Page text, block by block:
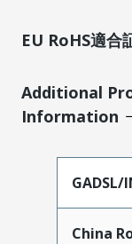
EU RoHS適合
Additional
Information
GADSL/
China